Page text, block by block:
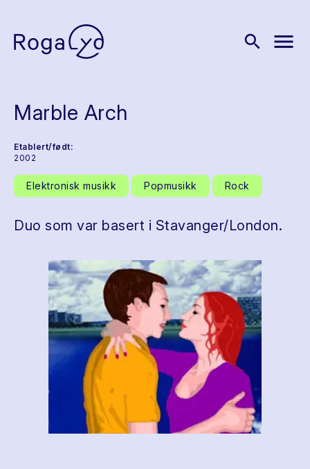
search menu
Marble Arch
Etablert/født:
2002
Elektronisk musikk Popmusikk Rock
Duo som var basert i Stavanger/London.